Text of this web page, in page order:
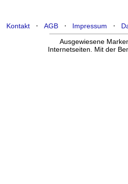
Kontakt· AGB· Impressum ·
Ausgewiesene
Internetseiten. Mit der